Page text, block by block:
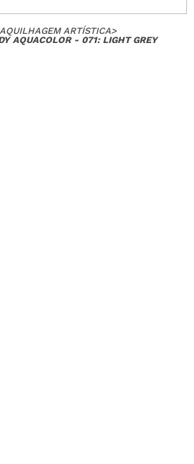
ARTÍSTICA>
AQUACOLOR - 071: LIGHT GREY